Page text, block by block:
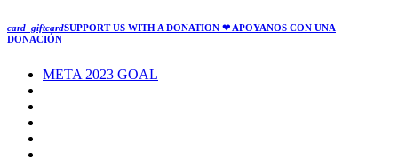
card_giftcardSUPPORT US WITH A DONATION ❤ APOYANOS CON UNA
DONACIÓN
META 2023 GOAL